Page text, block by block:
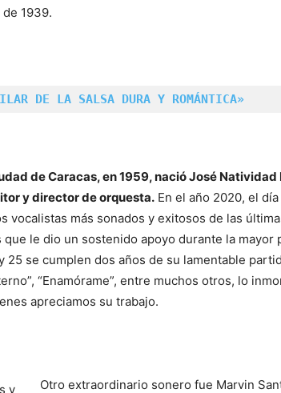
1939.
DE LA SALSA DURA Y ROMÁNTICA»
de Caracas, en 1959, nació José Natividad
y director de orquesta. En el año 2020, el
vocalistas más sonados y exitosos de las
le dio un sostenido apoyo durante la mayor
25 se cumplen dos años de su lamentable
“Enamórame”, entre muchos otros, lo
apreciamos su trabajo.
Otro extraordinario sonero fue Marvin